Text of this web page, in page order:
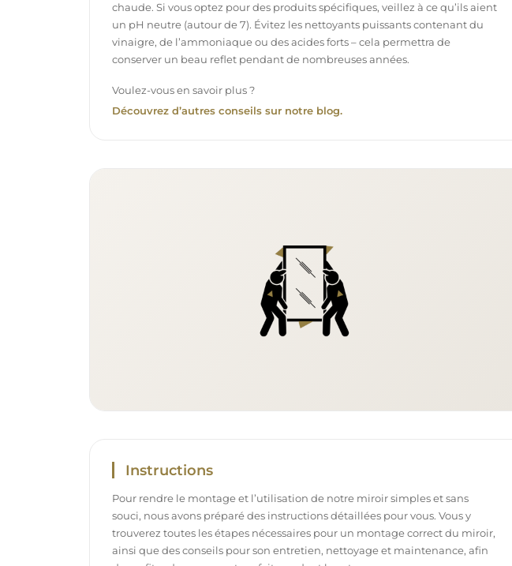
chaude. Si vous optez pour des produits spécifiques, veillez à ce qu’ils aient
un pH neutre (autour de 7). Évitez les nettoyants puissants contenant du
vinaigre, de l’ammoniaque ou des acides forts – cela permettra de
conserver un beau reflet pendant de nombreuses années.
Voulez-vous en savoir plus ?
Découvrez d’autres conseils sur notre blog.
Instructions
Pour rendre le montage et l’utilisation de notre miroir simples et sans
souci, nous avons préparé des instructions détaillées pour vous. Vous y
trouverez toutes les étapes nécessaires pour un montage correct du miroir,
ainsi que des conseils pour son entretien, nettoyage et maintenance, afin